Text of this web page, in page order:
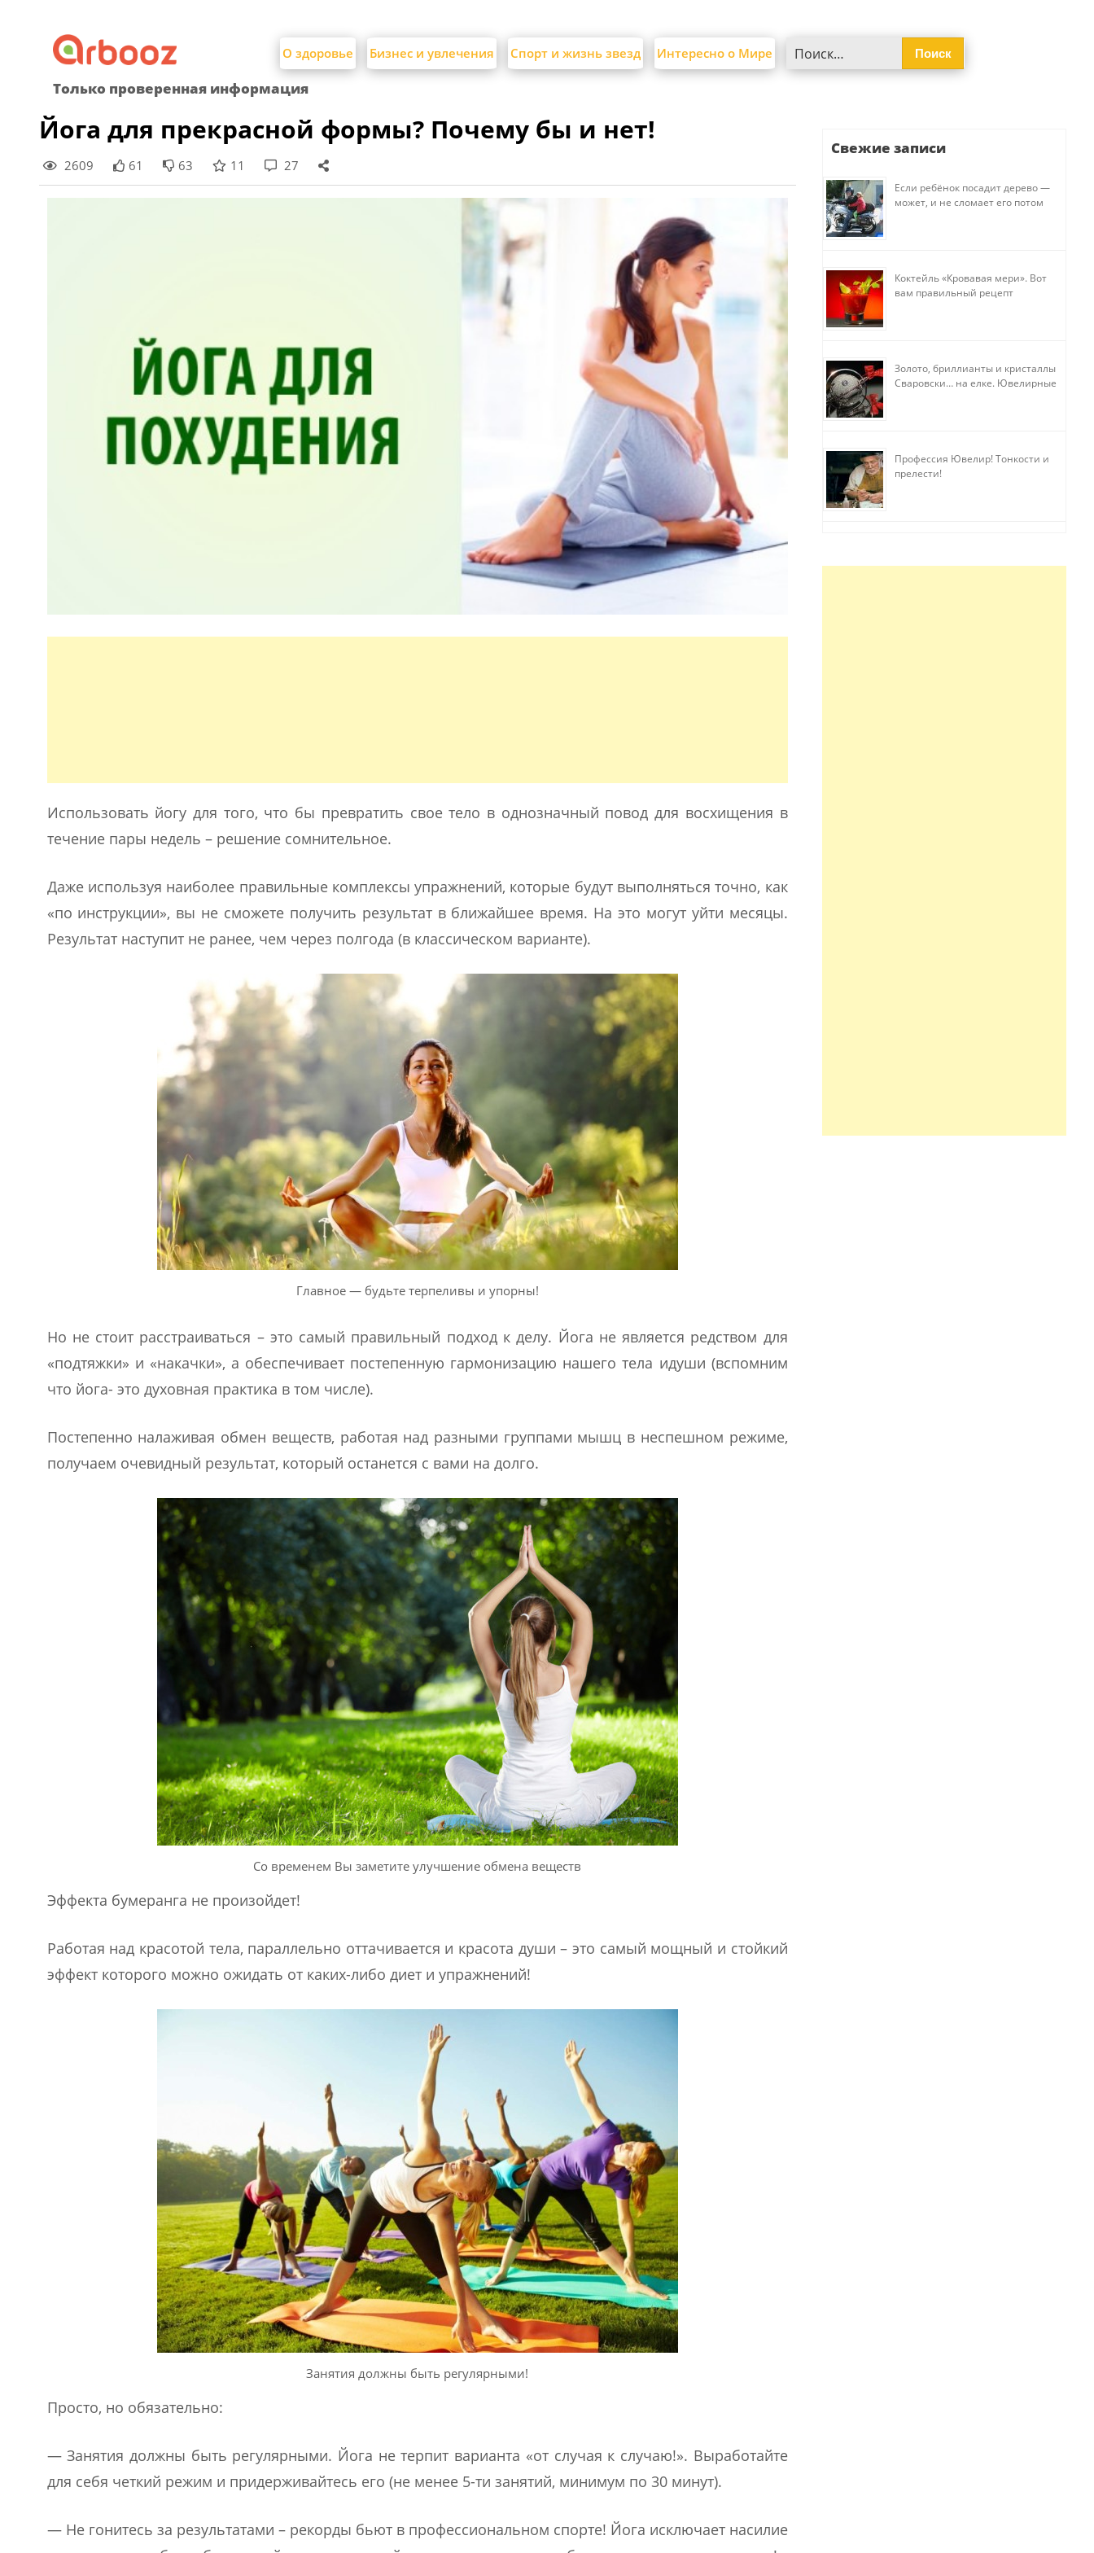
content
О здоровье Бизнес и увлечения Спорт и жизнь звезд Интересно о Мире
Только проверенная информация
Йога для прекрасной формы? Почему бы и нет!
2609 61 63 11 27
Использовать йогу для того, что бы превратить свое тело в однозначный повод для восхищения в
течение пары недель – решение сомнительное.
Даже используя наиболее правильные комплексы упражнений, которые будут выполняться точно, как
«по инструкции», вы не сможете получить результат в ближайшее время. На это могут уйти месяцы.
Результат наступит не ранее, чем через полгода (в классическом варианте).
Главное — будьте терпеливы и упорны!
Но не стоит расстраиваться – это самый правильный подход к делу. Йога не является редством для
«подтяжки» и «накачки», а обеспечивает постепенную гармонизацию нашего тела идуши (вспомним
что йога- это духовная практика в том числе).
Постепенно налаживая обмен веществ, работая над разными группами мышц в неспешном режиме,
получаем очевидный результат, который останется с вами на долго.
Со временем Вы заметите улучшение обмена веществ
Эффекта бумеранга не произойдет!
Работая над красотой тела, параллельно оттачивается и красота души – это самый мощный и стойкий
эффект которого можно ожидать от каких-либо диет и упражнений!
Занятия должны быть регулярными!
Просто, но обязательно:
— Занятия должны быть регулярными. Йога не терпит варианта «от случая к случаю!». Выработайте
для себя четкий режим и придерживайтесь его (не менее 5-ти занятий, минимум по 30 минут).
— Не гонитесь за результатами – рекорды бьют в профессиональном спорте! Йога исключает насилие
Свежие записи
Если ребёнок посадит дерево —
может, и не сломает его потом
Коктейль «Кровавая мери». Вот
вам правильный рецепт
Золото, бриллианты и кристаллы
Сваровски… на елке. Ювелирные
Профессия Ювелир! Тонкости и
прелести!